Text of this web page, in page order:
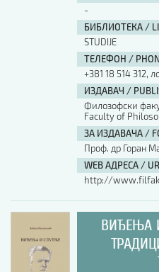
-
БИБЛИОТЕКА /
STUDIJE
ТЕЛЕФОН /
+381 18 514 312,
ИЗДАВАЧ /
Филозофски
Faculty of
ЗА ИЗДАВАЧА /
Проф. др Горан
WEB АДРЕСА /
http://
ВИЂЕЊА